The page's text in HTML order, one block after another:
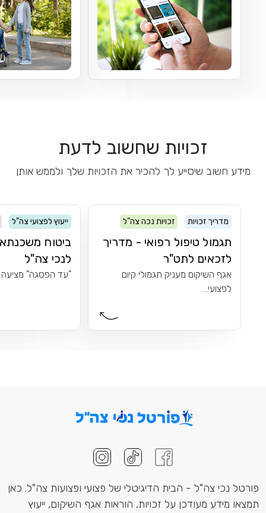
זכויות שחשוב לדעת
מידע חשוב שיסייע לך להכיר את הזכויות שלך ולממש אותן
מדריך זכויות זכויות נכה צה"ל
תגמול טיפול רפואי - מדריך
לזכאים לתט"ר
אגף השיקום מעניק תגמולי קיום
לפצועי...
ייעוץ לפצועי צה"ל
ביטוח
לנכי צה"ל
"עד הפסגה" מציעה
פורטל נכי צה"ל - הבית הדיגיטלי של פצועי ופצועות צה"ל. כאן
תמצאו מידע מעודכן על זכויות, הוראות אגף השיקום, ייעוץ